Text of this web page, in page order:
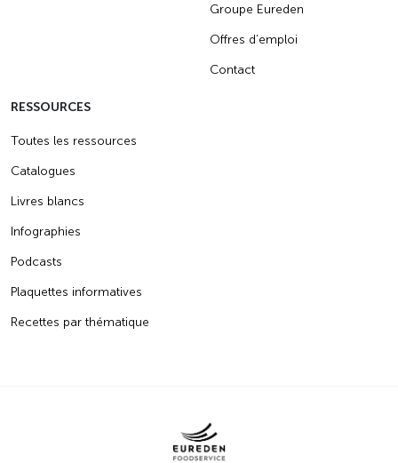
Groupe Eureden
Offres d’emploi
Contact
RESSOURCES
Toutes les ressources
Catalogues
Livres blancs
Infographies
Podcasts
Plaquettes informatives
Recettes par thématique